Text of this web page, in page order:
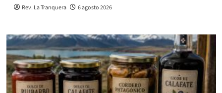
Rev. La Tranquera 6 agosto 2026